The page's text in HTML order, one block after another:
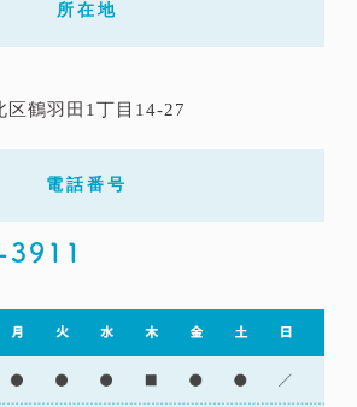
所在地
区鶴羽田1丁目14-27
電話番号